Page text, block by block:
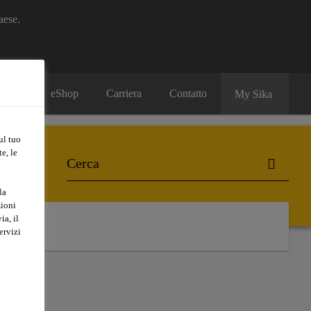
eShop Carriera Contatto My Sika
tuo
le
il